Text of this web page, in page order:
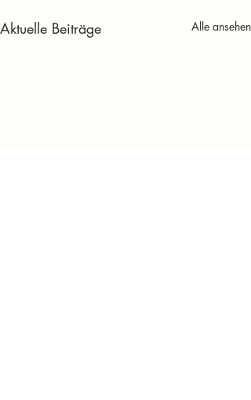
Aktuelle Beiträge Alle ansehen